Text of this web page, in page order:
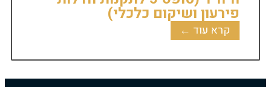
פירעון ושיקום כלכלי)
קרא עוד ←